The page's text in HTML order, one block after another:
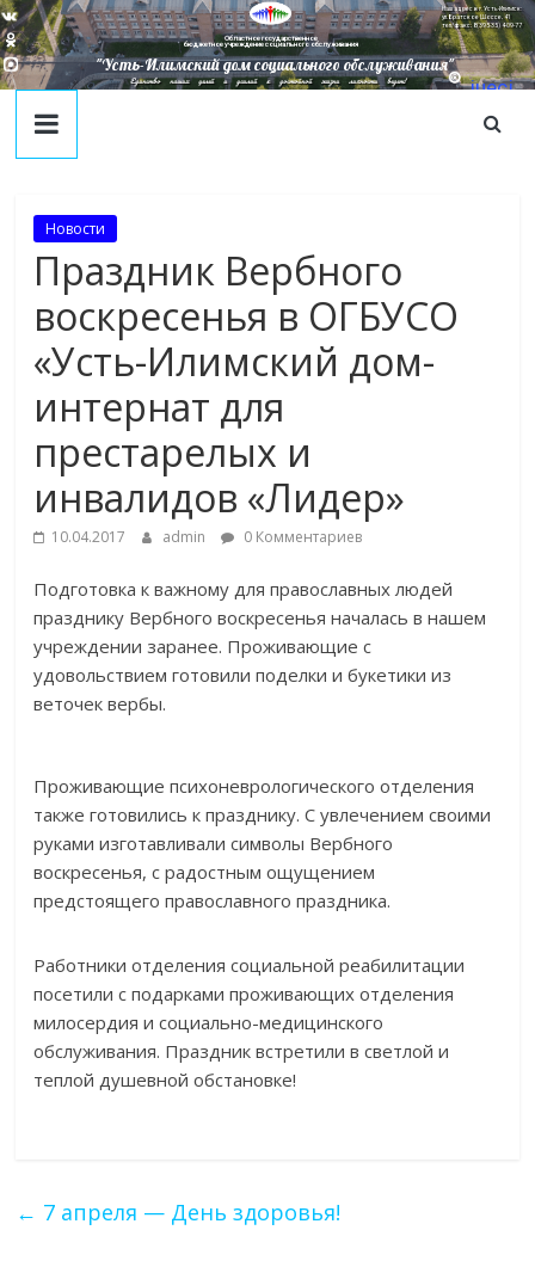
Областное государственное
бюджетное учреждение социального обслуживания
juecj
@mail
"Усть-Илимский дом социального обслуживания"
Наш адрес в г. Усть-Илимск:
ул. Братское Шоссе, 41
тел/факс: 8(395-35) 4-09-77
Единство наших целей и усилий к достойной жизни личности ведет!
Новости
Праздник Вербного
воскресенья в ОГБУСО
«Усть-Илимский дом-
интернат для
престарелых и
инвалидов «Лидер»
10.04.2017 admin 0 Комментариев
Подготовка к важному для православных людей
празднику Вербного воскресенья началась в нашем
учреждении заранее. Проживающие с
удовольствием готовили поделки и букетики из
веточек вербы.
Проживающие психоневрологического отделения
также готовились к празднику. С увлечением своими
руками изготавливали символы Вербного
воскресенья, с радостным ощущением
предстоящего православного праздника.
Работники отделения социальной реабилитации
посетили с подарками проживающих отделения
милосердия и социально-медицинского
обслуживания. Праздник встретили в светлой и
теплой душевной обстановке!
← 7 апреля — День здоровья!